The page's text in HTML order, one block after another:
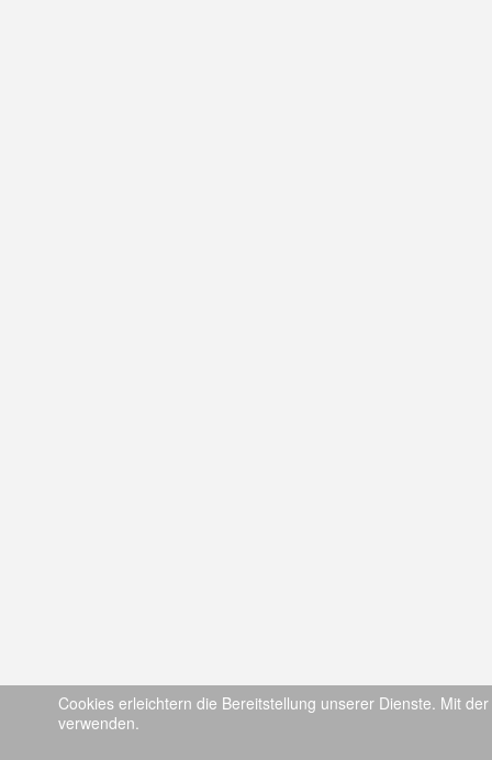
Cookies erleichtern die Bereitstellung unserer Dienste. Mit
verwenden.